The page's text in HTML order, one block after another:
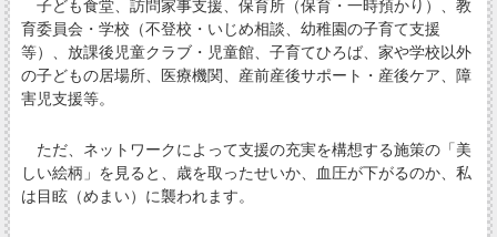
子ども食堂、訪問家事支援、保育所（保育・一時預かり）、教
育委員会・学校（不登校・いじめ相談、幼稚園の子育て支援
等）、放課後児童クラブ・児童館、子育てひろば、家や学校以外
の子どもの居場所、医療機関、産前産後サポート・産後ケア、障
害児支援等。
ただ、ネットワークによって支援の充実を構想する施策の「美
しい絵柄」を見ると、歳を取ったせいか、血圧が下がるのか、私
は目眩（めまい）に襲われます。